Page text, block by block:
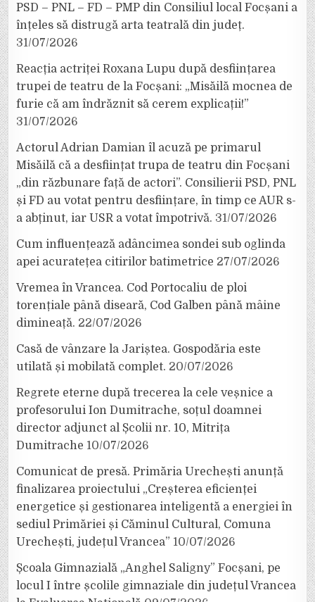
PSD – PNL – FD – PMP din Consiliul local Focșani a
înțeles să distrugă arta teatrală din județ.
31/07/2026
Reacția actriței Roxana Lupu după desființarea
trupei de teatru de la Focșani: „Misăilă mocnea de
furie că am îndrăznit să cerem explicații!”
31/07/2026
Actorul Adrian Damian îl acuză pe primarul
Misăilă că a desființat trupa de teatru din Focșani
„din răzbunare față de actori”. Consilierii PSD, PNL
și FD au votat pentru desființare, în timp ce AUR s-
a abținut, iar USR a votat împotrivă. 31/07/2026
Cum influențează adâncimea sondei sub oglinda
apei acuratețea citirilor batimetrice 27/07/2026
Vremea în Vrancea. Cod Portocaliu de ploi
torențiale până diseară, Cod Galben până mâine
dimineață. 22/07/2026
Casă de vânzare la Jariștea. Gospodăria este
utilată și mobilată complet. 20/07/2026
Regrete eterne după trecerea la cele veșnice a
profesorului Ion Dumitrache, soțul doamnei
director adjunct al Școlii nr. 10, Mitrița
Dumitrache 10/07/2026
Comunicat de presă. Primăria Urechești anunță
finalizarea proiectului „Creșterea eficienței
energetice și gestionarea inteligentă a energiei în
sediul Primăriei și Căminul Cultural, Comuna
Urechești, județul Vrancea” 10/07/2026
Școala Gimnazială „Anghel Saligny” Focșani, pe
locul I între școlile gimnaziale din județul Vrancea